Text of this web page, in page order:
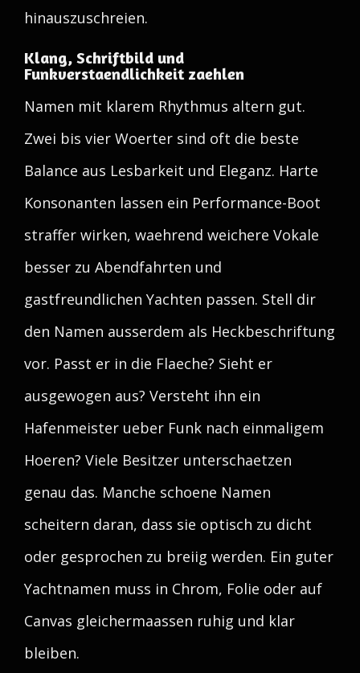
hinauszuschreien.
Klang, Schriftbild und
Funkverstaendlichkeit zaehlen
Namen mit klarem Rhythmus altern gut.
Zwei bis vier Woerter sind oft die beste
Balance aus Lesbarkeit und Eleganz. Harte
Konsonanten lassen ein Performance-Boot
straffer wirken, waehrend weichere Vokale
besser zu Abendfahrten und
gastfreundlichen Yachten passen. Stell dir
den Namen ausserdem als Heckbeschriftung
vor. Passt er in die Flaeche? Sieht er
ausgewogen aus? Versteht ihn ein
Hafenmeister ueber Funk nach einmaligem
Hoeren? Viele Besitzer unterschaetzen
genau das. Manche schoene Namen
scheitern daran, dass sie optisch zu dicht
oder gesprochen zu breiig werden. Ein guter
Yachtnamen muss in Chrom, Folie oder auf
Canvas gleichermaassen ruhig und klar
bleiben.